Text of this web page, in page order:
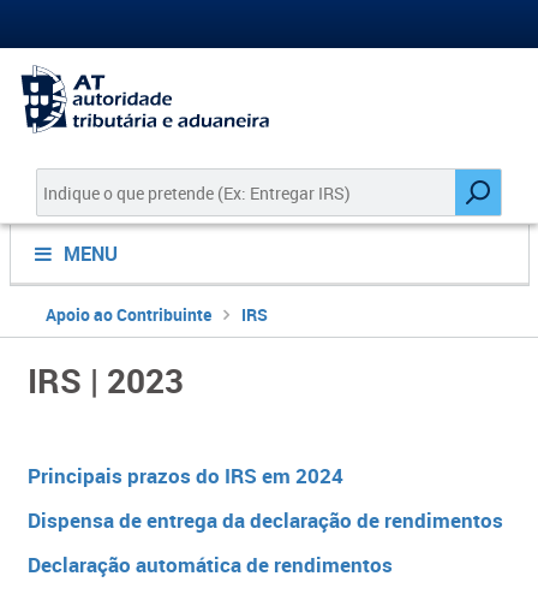
MENU
Apoio ao Contribuinte IRS
IRS | 2023
Princ​ipais pra​​zos do IRS e​m 2024​​​
Dispensa de entrega da declaração de rendimentos​​
Declaraç​ão automática de rendimentos​​